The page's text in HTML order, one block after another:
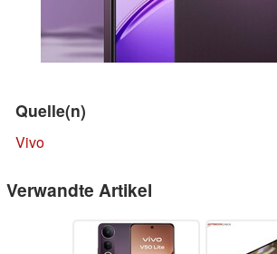
Quelle(n)
Vivo
Verwandte Artikel